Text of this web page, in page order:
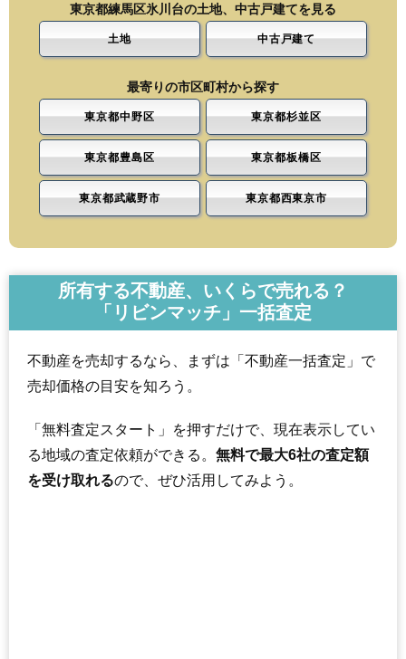
東京都練馬区氷川台の土地、中古戸建てを見る
土地 中古戸建て
最寄りの市区町村から探す
東京都中野区 東京都杉並区
東京都豊島区 東京都板橋区
東京都武蔵野市 東京都西東京市
所有する不動産、いくらで売れる？
「リビンマッチ」一括査定
不動産を売却するなら、まずは「不動産一括査定」で
売却価格の目安を知ろう。
「無料査定スタート」を押すだけで、現在表示してい
る地域の査定依頼ができる。 無料で最大6社の査定額
を受け取れるので、ぜひ活用してみよう。